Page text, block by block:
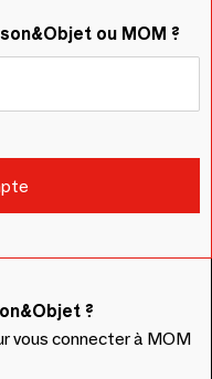
ou MOM ?
?
vous connecter à MOM